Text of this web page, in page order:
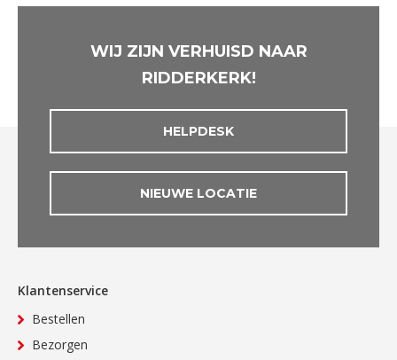
WIJ ZIJN VERHUISD NAAR
RIDDERKERK!
HELPDESK
NIEUWE LOCATIE
Klantenservice
Bestellen
Bezorgen